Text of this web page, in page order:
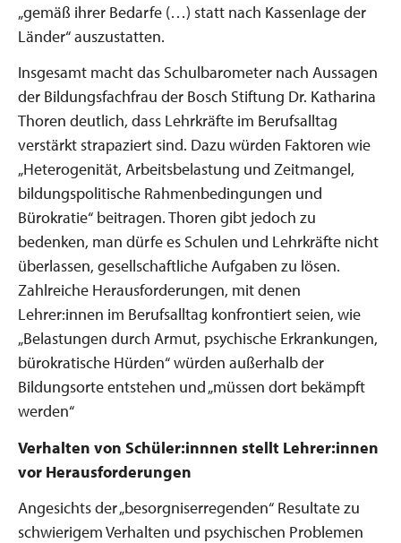
„gemäß ihrer Bedarfe (…) statt nach Kassenlage der
Länder“ auszustatten.
Insgesamt macht das Schulbarometer nach Aussagen
der Bildungsfachfrau der Bosch Stiftung Dr. Katharina
Thoren deutlich, dass Lehrkräfte im Berufsalltag
verstärkt strapaziert sind. Dazu würden Faktoren wie
„Heterogenität, Arbeitsbelastung und Zeitmangel,
bildungspolitische Rahmenbedingungen und
Bürokratie“ beitragen. Thoren gibt jedoch zu
bedenken, man dürfe es Schulen und Lehrkräfte nicht
überlassen, gesellschaftliche Aufgaben zu lösen.
Zahlreiche Herausforderungen, mit denen
Lehrer:innen im Berufsalltag konfrontiert seien, wie
„Belastungen durch Armut, psychische Erkrankungen,
bürokratische Hürden“ würden außerhalb der
Bildungsorte entstehen und „müssen dort bekämpft
werden“
Verhalten von Schüler:innnen stellt Lehrer:innen
vor Herausforderungen
Angesichts der „besorgniserregenden“ Resultate zu
schwierigem Verhalten und psychischen Problemen